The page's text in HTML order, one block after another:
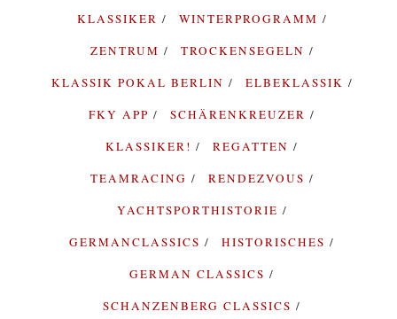
KLASSIKER
WINTERPROGRAMM
ZENTRUM
TROCKENSEGELN
KLASSIK POKAL BERLIN
ELBEKLASSIK
FKY APP
SCHÄRENKREUZER
KLASSIKER!
REGATTEN
TEAMRACING
RENDEZVOUS
YACHTSPORTHISTORIE
GERMANCLASSICS
HISTORISCHES
GERMAN CLASSICS
SCHANZENBERG CLASSICS